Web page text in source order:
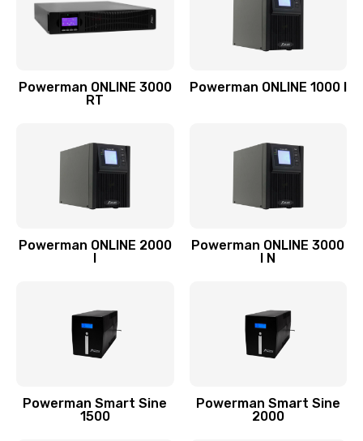
Powerman ONLINE 3000
RT
Powerman ONLINE 1000 I
Powerman ONLINE 2000
I
Powerman ONLINE 3000
I N
Powerman Smart Sine
1500
Powerman Smart Sine
2000